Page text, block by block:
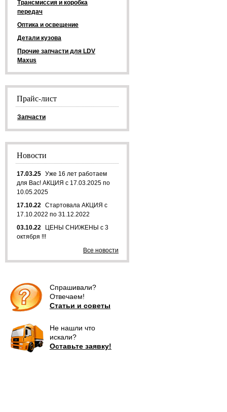
Трансмиссия и коробка
передач
Оптика и освещение
Детали кузова
Прочие запчасти для LDV
Maxus
Прайс-лист
Запчасти
Новости
17.03.25 Уже 16 лет работаем
для Вас! АКЦИЯ с 17.03.2025 по
10.05.2025
17.10.22 Стартовала АКЦИЯ с
17.10.2022 по 31.12.2022
03.10.22
ЦЕНЫ СНИЖЕНЫ с 3
октября !!!
Все новости
Спрашивали?
Отвечаем!
Статьи и советы
Не нашли что
искали?
Оставьте заявку!